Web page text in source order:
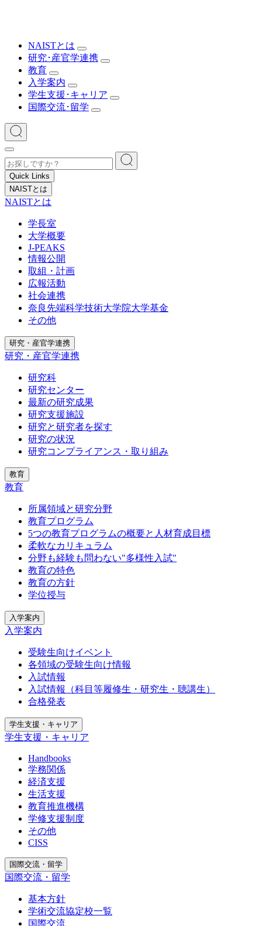
NAISTとは
研究･産官学連携
教育
入学案内
学生支援･キャリア
国際交流･留学
Quick Links
NAISTとは
NAISTとは
学長室
大学概要
J-PEAKS
情報公開
取組・計画
広報活動
社会連携
奈良先端科学技術大学院大学基金
その他
研究・産官学連携
研究・産官学連携
研究科
研究センター
最新の研究成果
研究支援施設
研究と研究者を探す
研究の状況
研究コンプライアンス・取り組み
教育
教育
所属領域と研究分野
教育プログラム
5つの教育プログラムの概要と人材育成目標
柔軟なカリキュラム
分野も経験も問わない"多様性入試"
教育の特色
教育の方針
学位授与
入学案内
入学案内
受験生向けイベント
各領域の受験生向け情報
入試情報
入試情報（科目等履修生・研究生・聴講生）
合格発表
学生支援・キャリア
学生支援・キャリア
Handbooks
学務関係
経済支援
生活支援
教育推進機構
学修支援制度
その他
CISS
国際交流・留学
国際交流・留学
基本方針
学術交流協定校一覧
国際交流